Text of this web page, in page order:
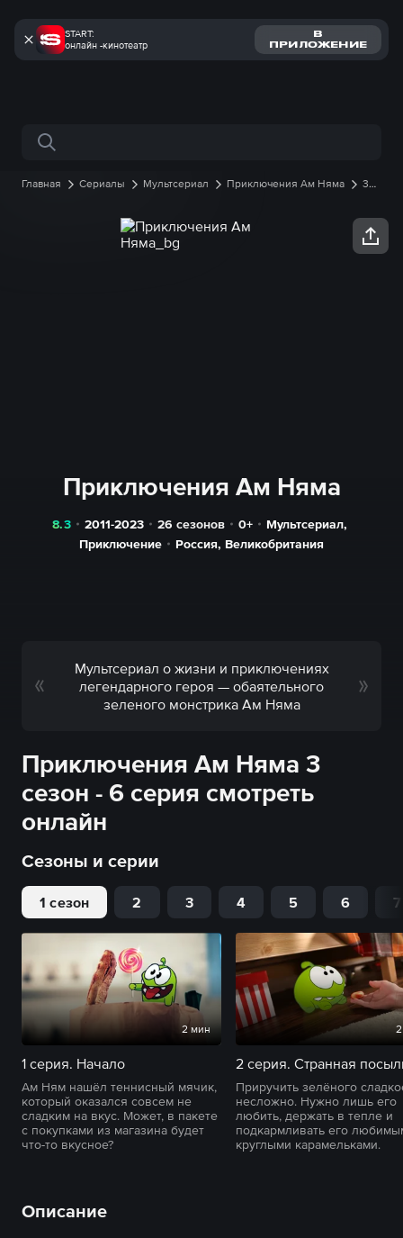
START:
онлайн -кинотеатр
В
ПРИЛОЖЕНИЕ
Поиск по сайту
Главная Сериалы Мультсериал Приключения Ам Няма
3
Приключения Ам Няма
8.3 2011-2023 26 сезонов 0+ Мультсериал,
Приключение
Россия, Великобритания
Мультсериал о жизни и приключениях
легендарного героя — обаятельного
зеленого монстрика Ам Няма
Приключения Ам Няма 3
сезон - 6 серия смотреть
онлайн
Сезоны и серии
1 сезон 2 3 4 5 6 7
2 мин
1 серия. Начало
Ам Ням нашёл теннисный мячик,
который оказался совсем не
сладким на вкус. Может, в пакете
с покупками из магазина будет
что-то вкусное?
2 серия. Странная
Приручить зелёного
несложно. Нужно лишь его
любить, держать в тепле и
подкармливать его
круглыми карамельками.
Описание